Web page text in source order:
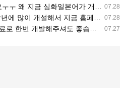
07.28
설된지는 저도 참 의문입니다... 작년에 계셨던 선생님…
07.28
이지에 없는가보네요~ 일본어랑 생활 일본어는 다 있는…
07.27
한번 개발해주셔도 좋습니다